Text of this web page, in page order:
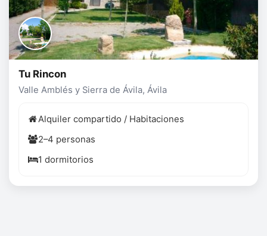
Tu Rincon
Valle Amblés y Sierra de Ávila, Ávila
Alquiler compartido / Habitaciones
2–4 personas
1 dormitorios